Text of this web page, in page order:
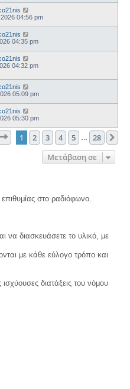
2026 04:56 pm
04:35 pm
04:32 pm
05:09 pm
05:30 pm
Σελίδα1 από 28
1 2 3 4 5 28
Μετάβαση σε
στο ραδιόφωνο.
να διασκευάσετε το υλικό, με
με κάθε εύλογο τρόπο και
διατάξεις του νόμου